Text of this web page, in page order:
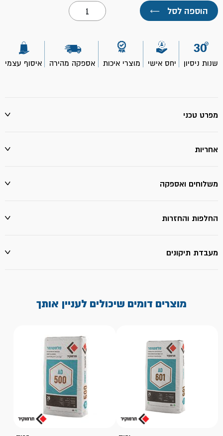
הוספה לסל ←
כמות
של
סופר
מחוזק
זוג-
שנות ניסיון יחס אישי מוצרי איכות אספקה מהירה איסוף עצמי
מפרט טכני
אחריות
משלוחים ואספקה
החלפות והחזרות
מעבדת תיקונים
מוצרים דומים שיכולים לעניין אותך